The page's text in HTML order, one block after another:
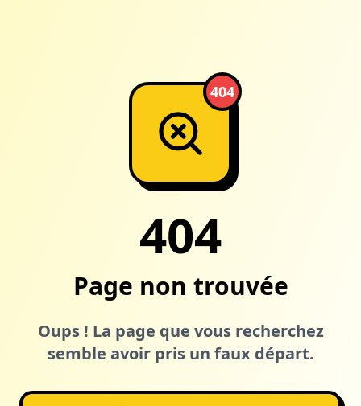
404
404
Page non trouvée
Oups ! La page que vous recherchez
semble avoir pris un faux départ.